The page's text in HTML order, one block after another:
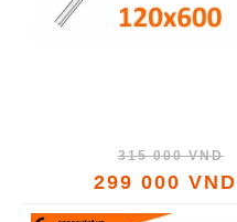
315 000 VND
299 000 VND